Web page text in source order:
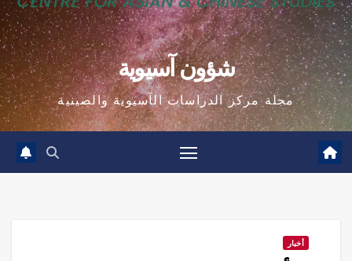
شؤون آسيوية
مجلة مركز الدراسات الآسيوية والصينية
أخبار